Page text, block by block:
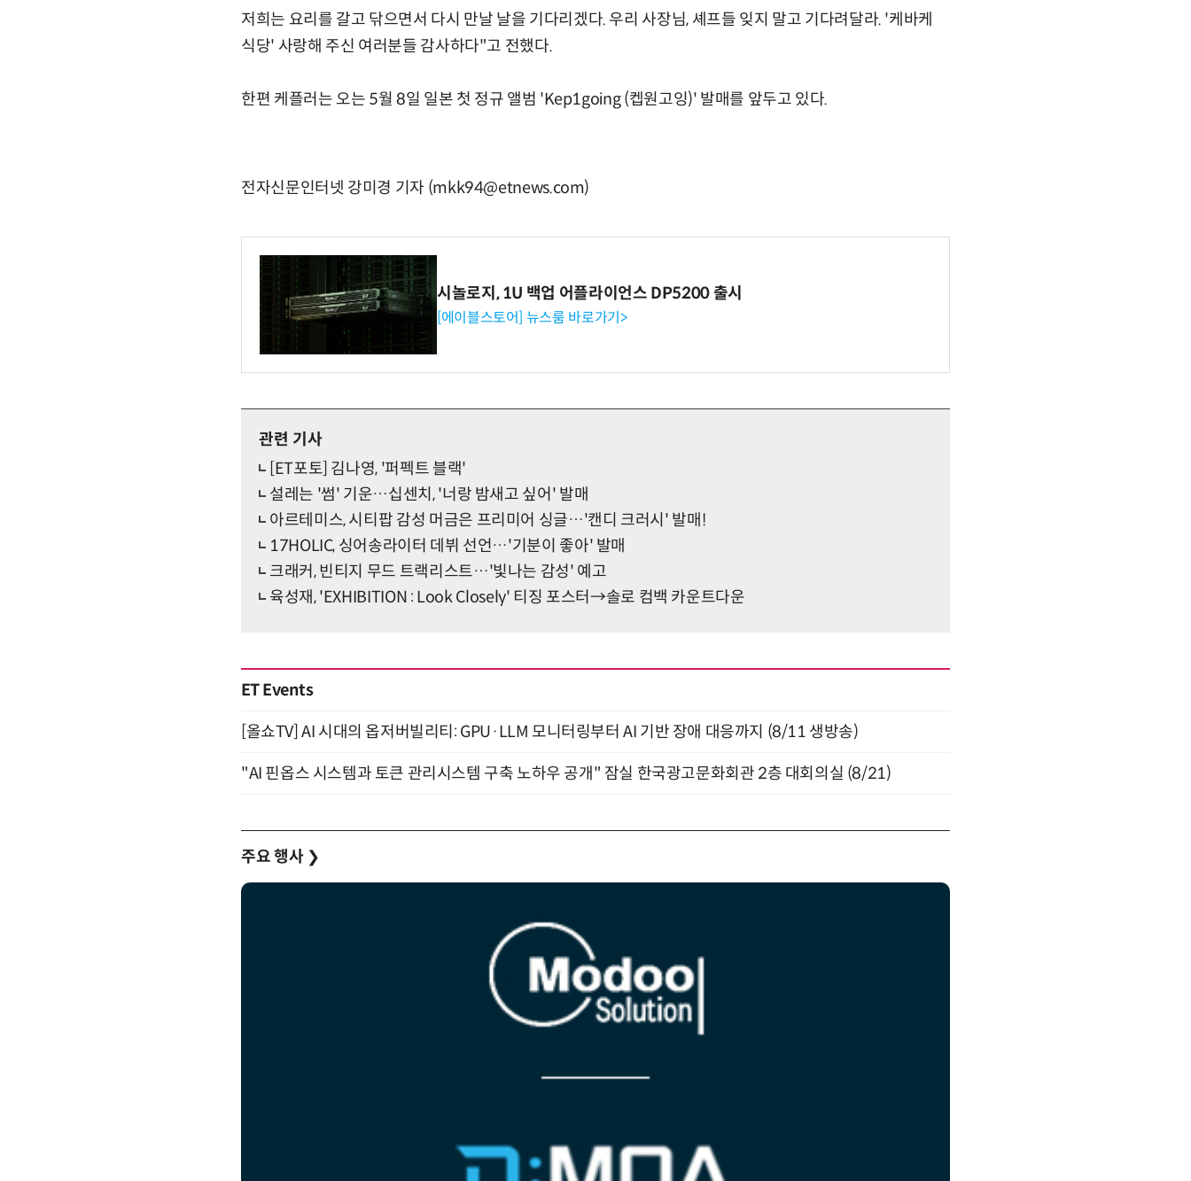
저희는 요리를 갈고 닦으면서 다시 만날 날을 기다리겠다. 우리 사장님, 셰프들 잊지 말고 기다려달라. '케바케
식당' 사랑해 주신 여러분들 감사하다"고 전했다.
한편 케플러는 오는 5월 8일 일본 첫 정규 앨범 'Kep1going (켑원고잉)' 발매를 앞두고 있다.
전자신문인터넷 강미경 기자 (mkk94@etnews.com)
시놀로지, 1U 백업 어플라이언스 DP5200 출시
[에이블스토어] 뉴스룸 바로가기>
관련 기사
[ET포토] 김나영, '퍼펙트 블랙'
설레는 '썸' 기운…십센치, '너랑 밤새고 싶어' 발매
아르테미스, 시티팝 감성 머금은 프리미어 싱글…'캔디 크러시' 발매!
17HOLIC, 싱어송라이터 데뷔 선언…'기분이 좋아' 발매
크래커, 빈티지 무드 트랙리스트…'빛나는 감성' 예고
육성재, 'EXHIBITION : Look Closely' 티징 포스터→솔로 컴백 카운트다운
ET Events
[올쇼TV] AI 시대의 옵저버빌리티: GPU·LLM 모니터링부터 AI 기반 장애 대응까지 (8/11 생방송)
"AI 핀옵스 시스템과 토큰 관리시스템 구축 노하우 공개" 잠실 한국광고문화회관 2층 대회의실 (8/21)
주요 행사 ❯